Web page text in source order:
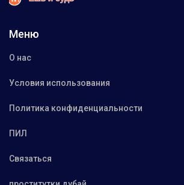
Меню
О нас
Условия использования
Политика конфиденциальности
ПИЛ
Связаться